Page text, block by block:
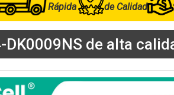
Rápida
de Calidad
DK0009NS de alta